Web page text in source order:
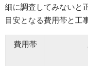
細に調査してみないと
目安となる費用帯と工
費用帯